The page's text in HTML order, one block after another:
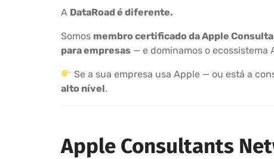
A DataRoad é diferente.
Somos membro certificado da Apple
para empresas — e dominamos o ecossistema
Se a sua empresa usa Apple — ou está a
alto nível.
Apple Consultants